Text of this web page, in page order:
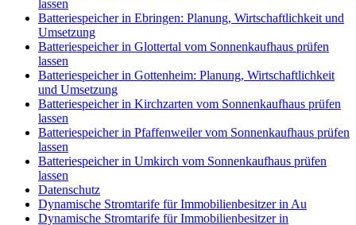
lassen
Batteriespeicher in Ebringen: Planung, Wirtschaftlichkeit und
Umsetzung
Batteriespeicher in Glottertal vom Sonnenkaufhaus prüfen
lassen
Batteriespeicher in Gottenheim: Planung, Wirtschaftlichkeit
und Umsetzung
Batteriespeicher in Kirchzarten vom Sonnenkaufhaus prüfen
lassen
Batteriespeicher in Pfaffenweiler vom Sonnenkaufhaus prüfen
lassen
Batteriespeicher in Umkirch vom Sonnenkaufhaus prüfen
lassen
Datenschutz
Dynamische Stromtarife für Immobilienbesitzer in Au
Dynamische Stromtarife für Immobilienbesitzer in